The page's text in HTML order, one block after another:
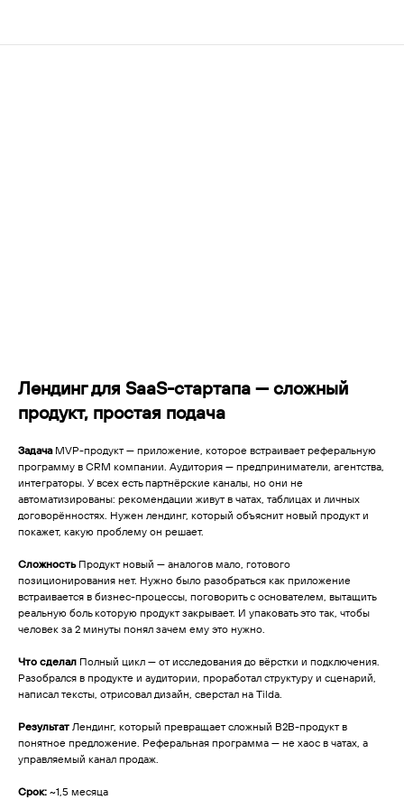
Лендинг для SaaS-стартапа — сложный
продукт, простая подача
ЗадачаMVP-продукт — приложение, которое встраивает реферальную
программу в CRM компании. Аудитория — предприниматели, агентства,
интеграторы. У всех есть партнёрские каналы, но они не
автоматизированы: рекомендации живут в чатах, таблицах и личных
договорённостях. Нужен лендинг, который объяснит новый продукт и
покажет, какую проблему он решает.
СложностьПродукт новый — аналогов мало, готового
позиционирования нет. Нужно было разобраться как приложение
встраивается в бизнес-процессы, поговорить с основателем, вытащить
реальную боль которую продукт закрывает. И упаковать это так, чтобы
человек за 2 минуты понял зачем ему это нужно.
Что сделал Полный цикл — от исследования до вёрстки и подключения.
Разобрался в продукте и аудитории, проработал структуру и сценарий,
написал тексты, отрисовал дизайн, сверстал на Tilda.
Результат Лендинг, который превращает сложный B2B-продукт в
понятное предложение. Реферальная программа — не хаос в чатах, а
управляемый канал продаж.
Срок: ~1,5 месяца